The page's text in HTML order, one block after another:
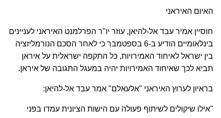
האיום האיראני
חוסיין אמיר עבד אל-להיאן, עוזר יו"ר הפרלמנט האיראני לעניינים
בינלאומיים הודיע ב-6 בספטמבר כי לאחר הסכם הנורמליזציה
בין ישראל לאיחוד האמירויות, כל התקפה ישראלית על איראן
תביא לכך שאיחוד האמירויות יהיה במעגל התגובה של איראן.
בראיון לערוץ האיראני "אלעאלם" אמר עבד אל-להיאן:
"אילו שיקולים לשיתוף פעולה עם הישות הציונית עמדו בפני